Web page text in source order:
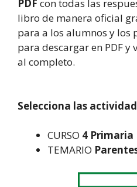
PDF con todas las
libro de manera oficial
para a los alumnos y los
para descargar en PDF
al completo.
Selecciona las
CURSO 4 Primaria
TEMARIO